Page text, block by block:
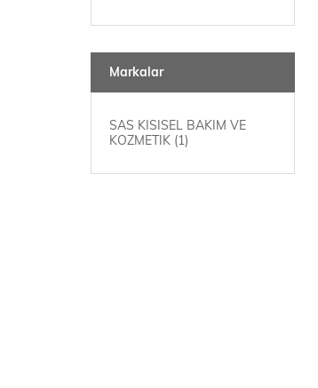
Markalar
SAS KISISEL BAKIM VE
KOZMETIK (1)